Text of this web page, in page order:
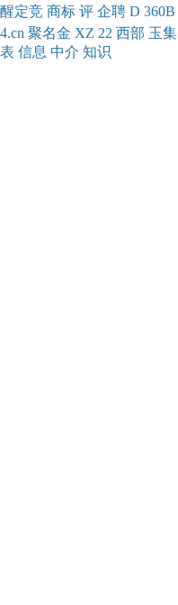
醒定竞 商标 评 企聘 D 360B
4.cn 聚名金 XZ 22 西部 玉集
表 信息 中介 知识